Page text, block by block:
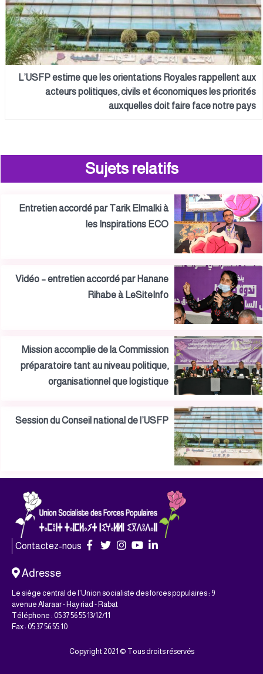
L’USFP estime que les orientations Royales rappellent aux
acteurs politiques, civils et économiques les priorités
auxquelles doit faire face notre pays
Sujets relatifs
Entretien accordé par Tarik Elmalki à
les Inspirations ECO
Vidéo – entretien accordé par Hanane
Rihabe à LeSiteInfo
Mission accomplie de la Commission
préparatoire tant au niveau politique,
organisationnel que logistique
Session du Conseil national de l’USFP
Contactez-nous
Adresse
Le siège central de l'Union socialiste des forces populaires : 9
avenue Alaraar - Hay riad - Rabat
Téléphone : 05 37 56 55 13/12/11
Fax : 05 37 56 55 10
Copyright 2021 © Tous droits réservés